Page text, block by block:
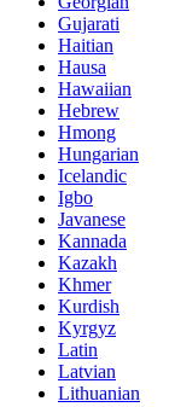
Gujarati
Haitian
Hausa
Hawaiian
Hebrew
Hmong
Hungarian
Icelandic
Igbo
Javanese
Kannada
Kazakh
Khmer
Kurdish
Kyrgyz
Latin
Latvian
Lithuanian